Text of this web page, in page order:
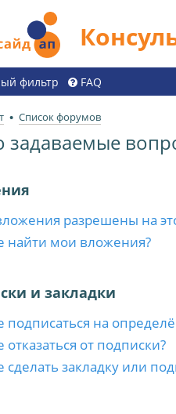
фильтр FAQ
Список форумов
задаваемые
разрешены на
найти мои вложения?
и закладки
подписаться на
отказаться от подписки?
сделать закладку или